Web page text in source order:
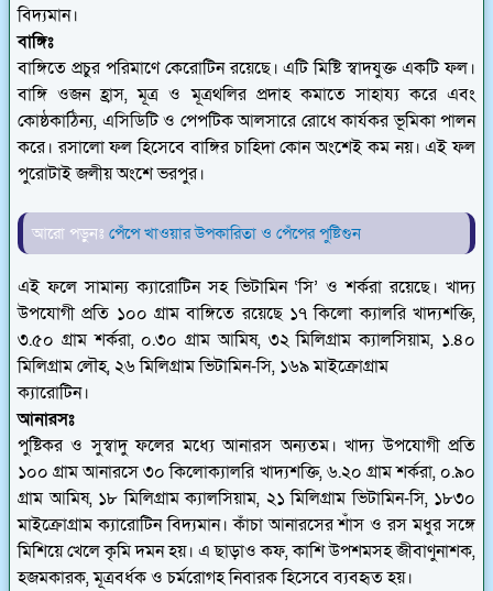
বিদ্যমান।
বাঙ্গিঃ
বাঙ্গিতে প্রচুর পরিমাণে কেরোটিন রয়েছে। এটি মিষ্টি স্বাদযুক্ত একটি ফল।
বাঙ্গি ওজন হ্রাস, মূত্র ও মূত্রথলির প্রদাহ কমাতে সাহায্য করে এবং
কোষ্ঠকাঠিন্য, এসিডিটি ও পেপটিক আলসারে রোধে কার্যকর ভূমিকা পালন
করে। রসালো ফল হিসেবে বাঙ্গির চাহিদা কোন অংশেই কম নয়। এই ফল
পুরোটাই জলীয় অংশে ভরপুর।
আরো পড়ুনঃ পেঁপে খাওয়ার উপকারিতা ও পেঁপের পুষ্টিগুন
এই ফলে সামান্য ক্যারোটিন সহ ভিটামিন ‘সি’ ও শর্করা রয়েছে। খাদ্য
উপযোগী প্রতি ১০০ গ্রাম বাঙ্গিতে রয়েছে ১৭ কিলো ক্যালরি খাদ্যশক্তি,
৩.৫০ গ্রাম শর্করা, ০.৩০ গ্রাম আমিষ, ৩২ মিলিগ্রাম ক্যালসিয়াম, ১.৪০
মিলিগ্রাম লৌহ, ২৬ মিলিগ্রাম ভিটামিন-সি, ১৬৯ মাইক্রোগ্রাম
ক্যারোটিন।
আনারসঃ
পুষ্টিকর ও সুস্বাদু ফলের মধ্যে আনারস অন্যতম। খাদ্য উপযোগী প্রতি
১০০ গ্রাম আনারসে ৩০ কিলোক্যালরি খাদ্যশক্তি, ৬.২০ গ্রাম শর্করা, ০.৯০
গ্রাম আমিষ, ১৮ মিলিগ্রাম ক্যালসিয়াম, ২১ মিলিগ্রাম ভিটামিন-সি, ১৮৩০
মাইক্রোগ্রাম ক্যারোটিন বিদ্যমান। কাঁচা আনারসের শাঁস ও রস মধুর সঙ্গে
মিশিয়ে খেলে কৃমি দমন হয়। এ ছাড়াও কফ, কাশি উপশমসহ জীবাণুনাশক,
হজমকারক, মূত্রবর্ধক ও চর্মরোগহ নিবারক হিসেবে ব্যবহৃত হয়।